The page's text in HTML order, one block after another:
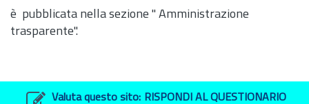
è pubblicata nella sezione " Amministrazione
trasparente".
Valuta questo sito: RISPONDI AL QUESTIONARIO